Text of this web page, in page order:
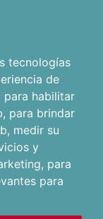
tecnologías
de
para habilitar
, para brindar
, medir su
y
, para
para